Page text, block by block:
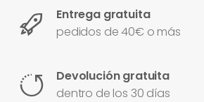
Entrega gratuita
pedidos de 40€ o más
Devolución gratuita
dentro de los 30 días